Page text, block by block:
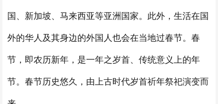
国、新加坡、马来西亚等亚洲国家。此外，生活在国
外的华人及其身边的外国人也会在当地过春节。春
节，即农历新年，是一年之岁首、传统意义上的年
节。春节历史悠久，由上古时代岁首祈年祭祀演变而